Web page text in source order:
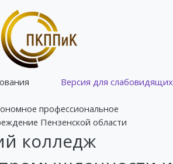
Версия для слабовидящих
профессиональное
Пензенской области
колледж